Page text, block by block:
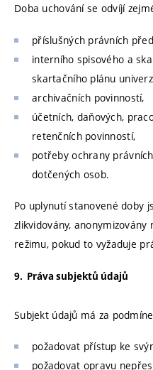
Doba uchování se odvíjí
příslušných právních
interního spisového a
skartačního plánu
archivačních povinností,
účetních, daňových,
retenčních povinností,
potřeby ochrany
dotčených osob.
Po uplynutí stanovené doby
zlikvidovány,
režimu, pokud to vyžaduje
9. Práva subjektů údajů
Subjekt údajů má za
požadovat přístup ke
požadovat opravu